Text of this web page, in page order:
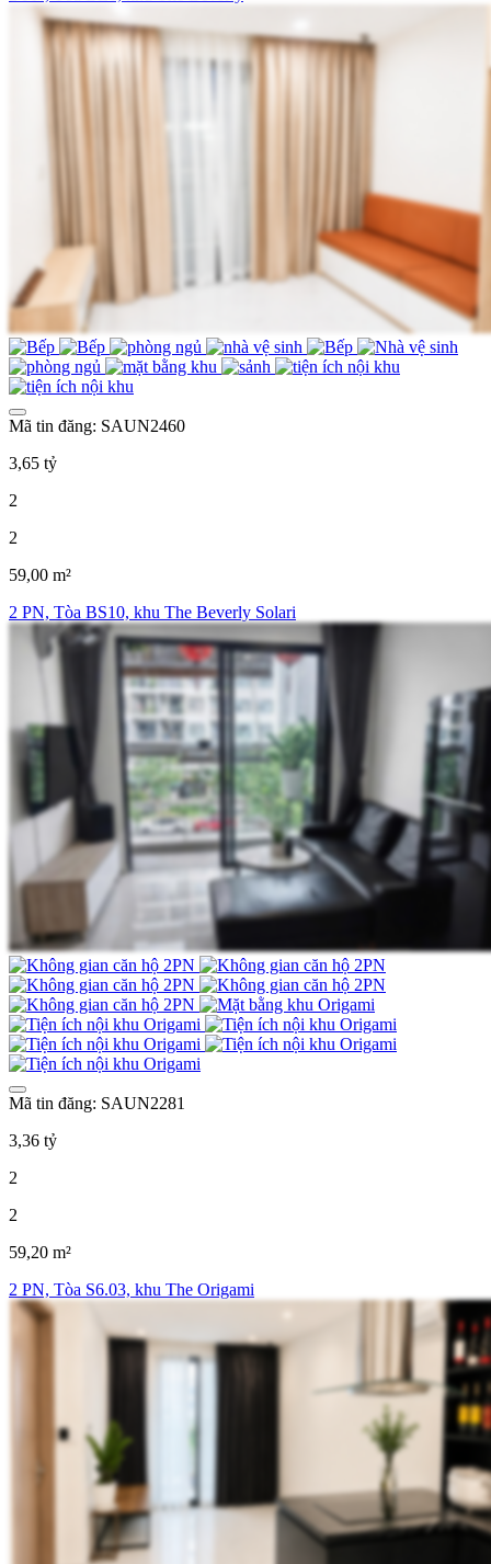
Mã tin đăng: SAUN2460
3,65 tỷ
2
2
59,00 m²
2 PN, Tòa BS10, khu The Beverly Solari
Mã tin đăng: SAUN2281
3,36 tỷ
2
2
59,20 m²
2 PN, Tòa S6.03, khu The Origami